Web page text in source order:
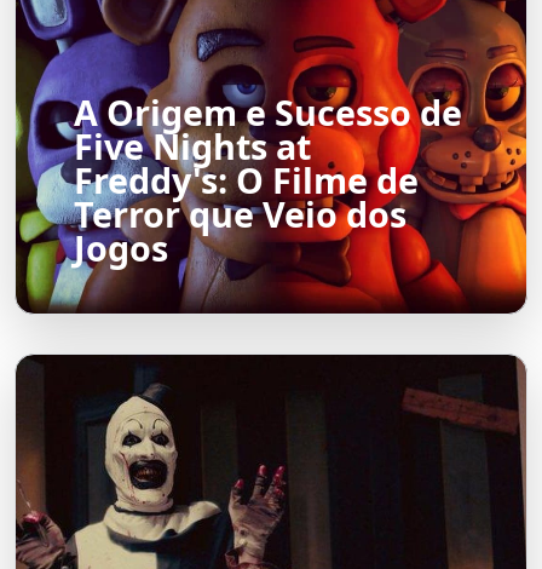
A Origem e Sucesso de
Five Nights at
Freddy's: O Filme de
Terror que Veio dos
Jogos